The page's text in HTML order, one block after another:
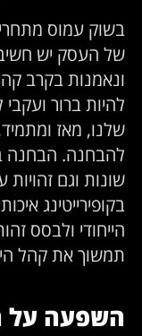
בשוק עמוס
של העסק יש
ונאמנות בקרב
להיות ברור
שלנו, מאז
להבחנה. הבחנה
שונות וגם
בקופירייטינג
הייחודי ולבסס
תמשוך את קהל
השפעה על